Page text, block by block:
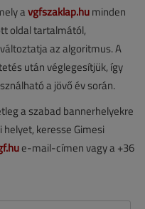
avgfszaklap.huminden
oldal tartalmától,
az algoritmus. A
után véglegesítjük, így
a jövő év során.
a szabad bannerhelyekre
keresse Gimesi
e-mail-címen vagy a +36